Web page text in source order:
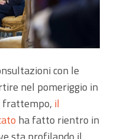
con le
nel pomeriggio in
frattempo, il
ha fatto rientro in